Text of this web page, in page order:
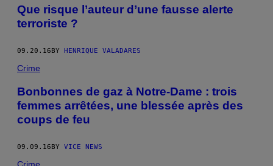
Que risque l’auteur d’une fausse alerte
terroriste ?
09.20.16BY HENRIQUE VALADARES
Crime
Bonbonnes de gaz à Notre-Dame : trois
femmes arrêtées, une blessée après des
coups de feu
09.09.16BY VICE NEWS
Crime